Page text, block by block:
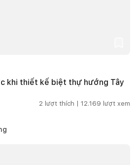
khi thiết kế biệt thự hướng Tây
2 lượt thích | 12.169 lượt xem